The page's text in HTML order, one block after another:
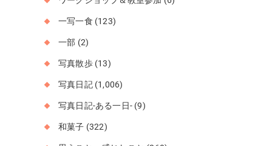
一写一食 (123)
一部 (2)
写真散歩(13)
写真日記(1,006)
写真日記-ある一日- (9)
和菓子 (322)